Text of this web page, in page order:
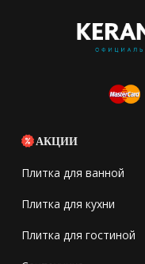
АКЦИИ
Плитка для ванной
Плитка для кухни
Плитка для гостиной